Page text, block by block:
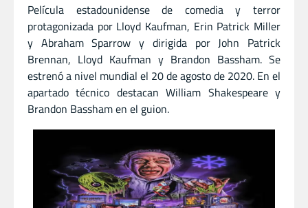
Película estadounidense de comedia y terror
protagonizada por Lloyd Kaufman, Erin Patrick Miller
y Abraham Sparrow y dirigida por John Patrick
Brennan, Lloyd Kaufman y Brandon Bassham. Se
estrenó a nivel mundial el 20 de agosto de 2020. En el
apartado técnico destacan William Shakespeare y
Brandon Bassham en el guion.